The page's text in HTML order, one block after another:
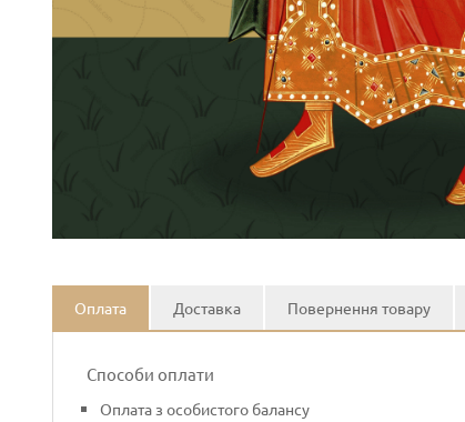
Оплата Доставка Повернення товару
Способи оплати
Оплата з особистого балансу